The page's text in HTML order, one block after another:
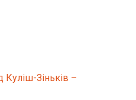
Куліш-Зіньків –